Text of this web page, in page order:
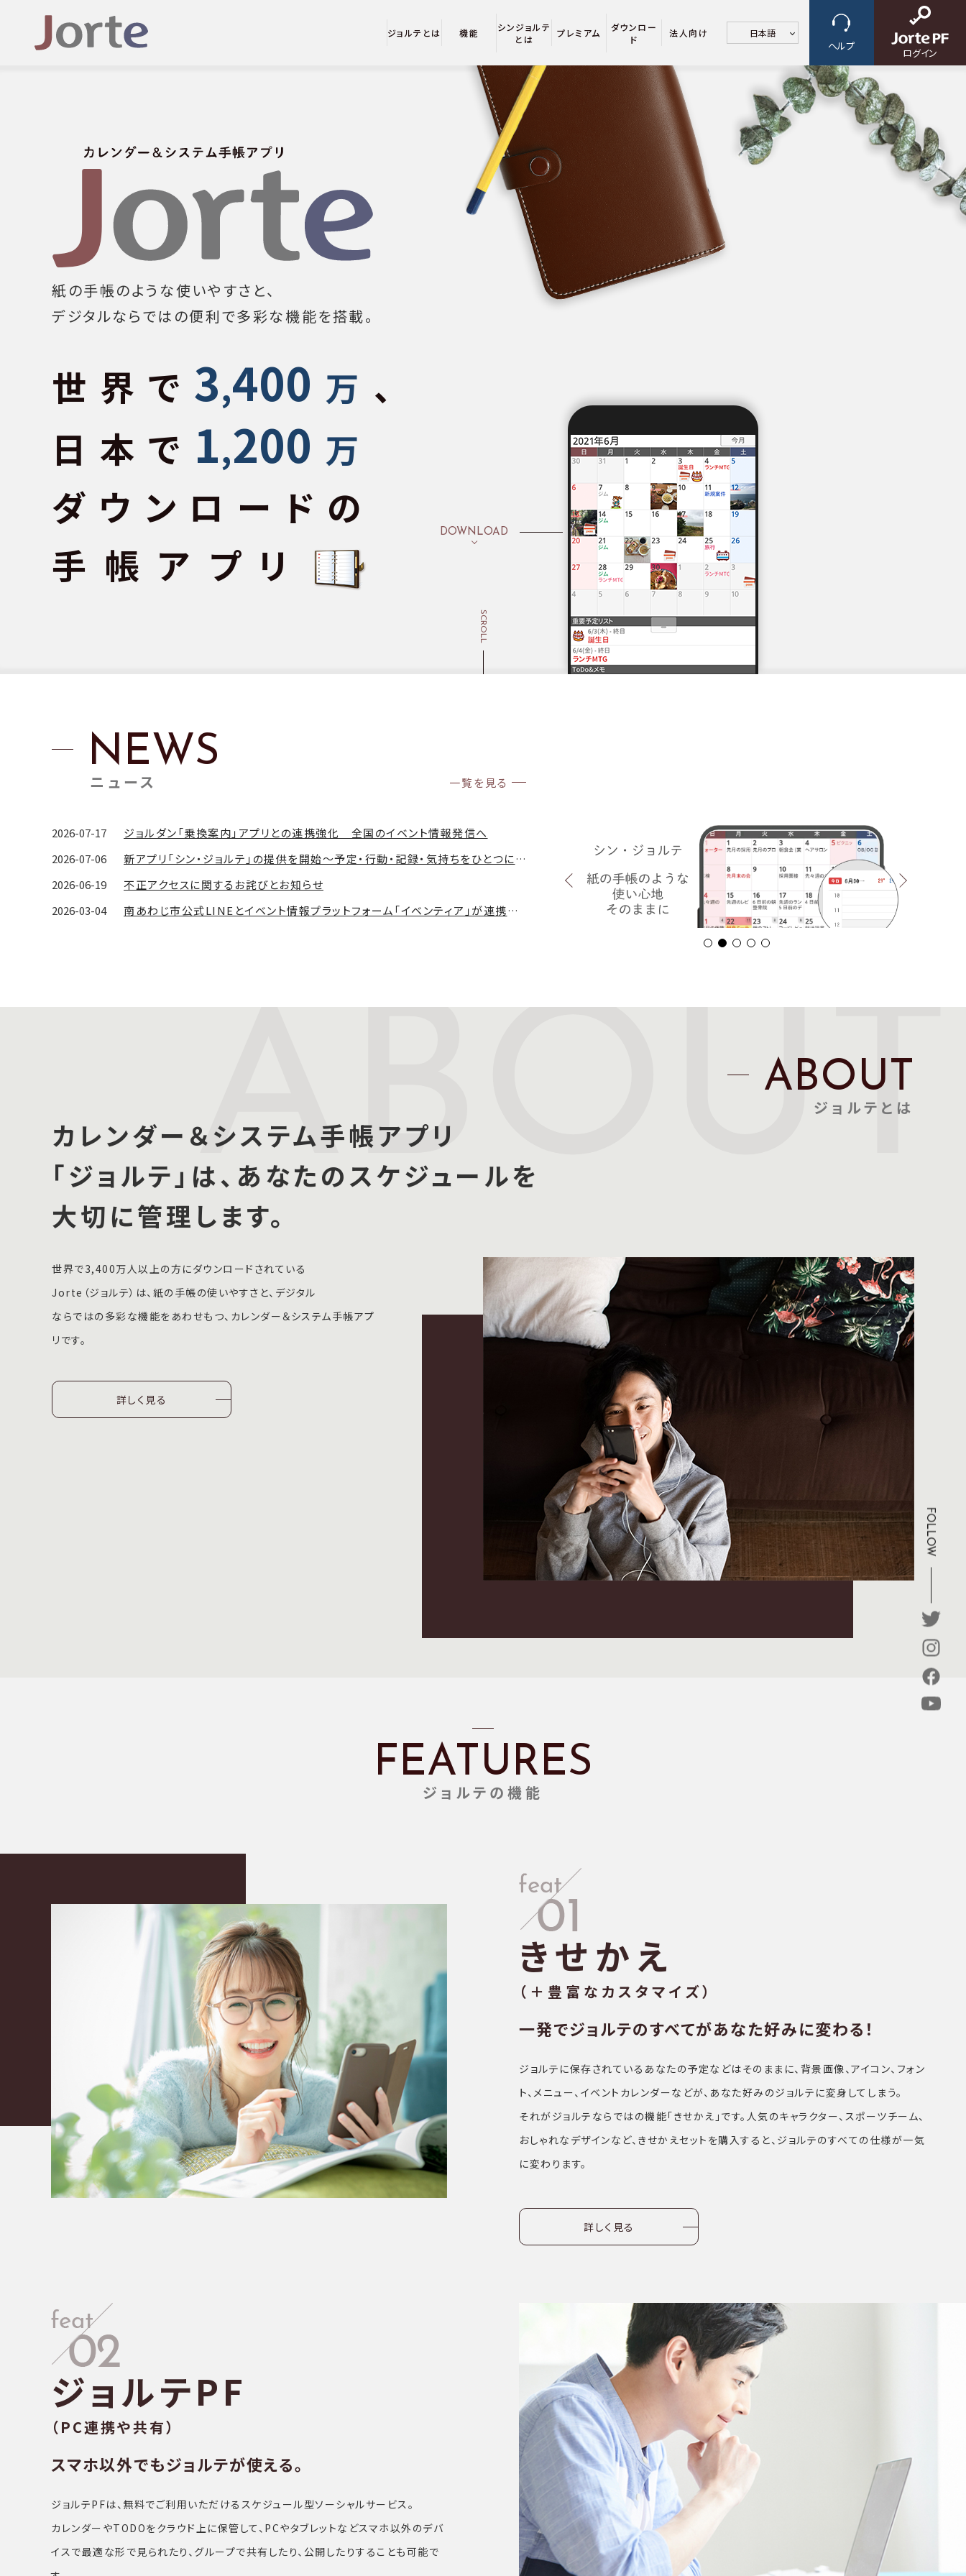
ジョルテとは 機能
シンジョルテ
とは
プレミアム
ダウンロー
ド
法人向け 日本語
ヘルプ
ログイン
FOLLOW
紙の手帳のような使いやすさと、
デジタルならではの便利で多彩な機能を搭載。
世界で 3,400 万 、
日本で 1,200 万
ダウンロードの
手帳アプリ
DOWNLOAD
SCROLL
NEWS
ニュース 一覧を見る
2026-07-17
ジョルダン「乗換案内」アプリとの連携強化 全国のイベント情報発信へ
2026-07-06
新アプリ「シン・ジョルテ」の提供を開始〜予定・行動・記録・気持ちをひとつに。「行動」と「体験」がつながる〜
2026-06-19
不正アクセスに関するお詫びとお知らせ
2026-03-04
南あわじ市公式LINEとイベント情報プラットフォーム「イベンティア」が連携～分散していた地域イベント情報を集約し、観光
ABOUT
ジョルテとは
カレンダー＆システム手帳アプリ
「ジョルテ」は、あなたのスケジュールを
大切に管理します。
世界で3,400万人以上の方にダウンロードされている
Jorte（ジョルテ）は、紙の手帳の使いやすさと、デジタル
ならではの多彩な機能をあわせもつ、カレンダー＆システム手帳アプ
リです。
詳しく見る
ABOUT
FEATURES
ジョルテの機能
きせかえ
（＋豊富なカスタマイズ）
一発でジョルテのすべてがあなた好みに変わる！
ジョルテに保存されているあなたの予定などはそのままに、背景画像、アイコン、フォン
ト、メニュー、イベントカレンダーなどが、あなた好みのジョルテに変身してしまう。
それがジョルテならではの機能「きせかえ」です。人気のキャラクター、スポーツチーム、
おしゃれなデザインなど、きせかえセットを購入すると、ジョルテのすべての仕様が一気
に変わります。
詳しく見る
ジョルテPF
（PC連携や共有）
スマホ以外でもジョルテが使える。
ジョルテPFは、無料でご利⽤いただけるスケジュール型ソーシャルサービス。
カレンダーやTODOをクラウド上に保管して、PCやタブレットなどスマホ以外のデバ
イスで最適な形で⾒られたり、グループで共有したり、公開したりすることも可能で